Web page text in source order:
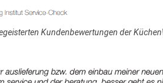
Kundenbewertungen der